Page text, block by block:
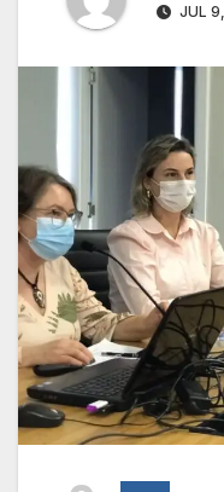
JUL